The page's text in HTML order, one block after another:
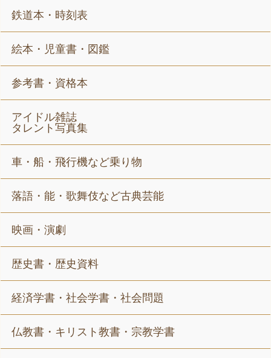
鉄道本・時刻表
絵本・児童書・図鑑
参考書・資格本
アイドル雑誌
タレント写真集
車・船・飛行機など乗り物
落語・能・歌舞伎など古典芸能
映画・演劇
歴史書・歴史資料
経済学書・社会学書・社会問題
仏教書・キリスト教書・宗教学書